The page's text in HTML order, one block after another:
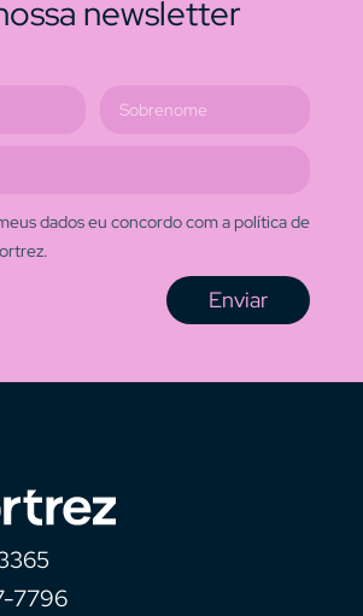
newsletter
dados eu concordo com a política de
Enviar
7796